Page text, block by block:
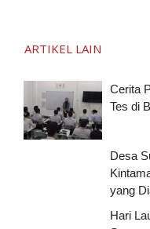
ARTIKEL LAIN
Cerita
Tes di
Desa
yang
Hari